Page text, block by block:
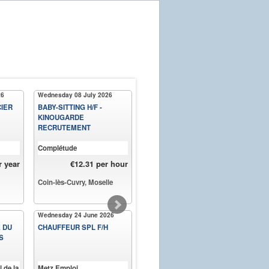
year
DU
Wednesday 08 July 2026
BABY-SITTING H/F -
KINOUGARDE
RECRUTEMENT
Complétude
€12.31 per hour
Coin-lès-Cuvry, Moselle
Wednesday 24 June 2026
CHAUFFEUR SPL F/H